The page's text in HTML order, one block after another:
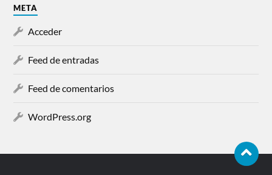
META
Acceder
Feed de entradas
Feed de comentarios
WordPress.org